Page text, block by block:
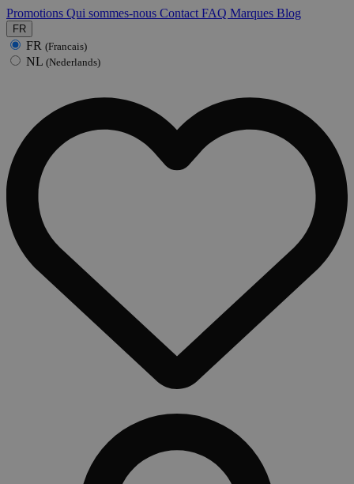
Promotions Qui sommes-nous Contact FAQ Marques Blog
FR
FR (Francais)
NL (Nederlands)